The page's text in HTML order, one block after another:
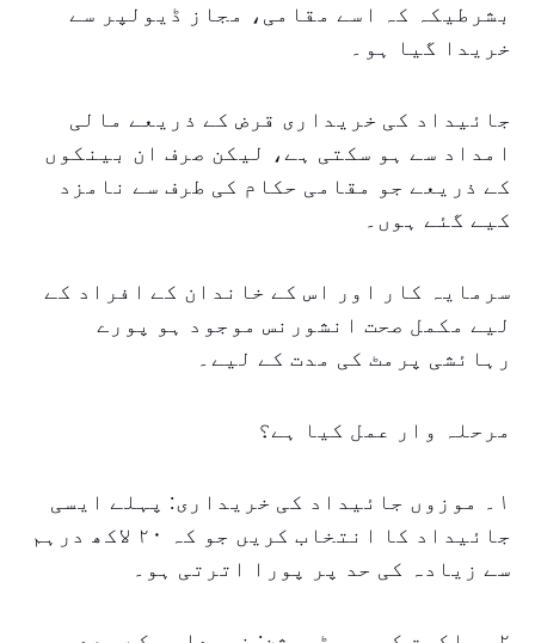
بشرطیکہ کہ اسے مقامی، مجاز ڈیولپر سے
خریدا گیا ہو۔
جائیداد کی خریداری قرض کے ذریعے مالی
امداد سے ہو سکتی ہے، لیکن صرف ان بینکوں
کے ذریعے جو مقامی حکام کی طرف سے نامزد
کیے گئے ہوں۔
سرمایہ کار اور اس کے خاندان کے افراد کے
لیے مکمل صحت انشورنس موجود ہو پورے
رہائشی پرمٹ کی مدت کے لیے۔
مرحلہ وار عمل کیا ہے؟
۱۔ موزوں جائیداد کی خریداری: پہلے ایسی
جائیداد کا انتخاب کریں جو کہ ۲۰ لاکھ درہم
سے زیادہ کی حد پر پورا اترتی ہو۔